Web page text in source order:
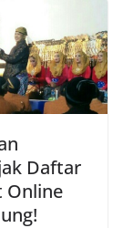
Daftar
Online